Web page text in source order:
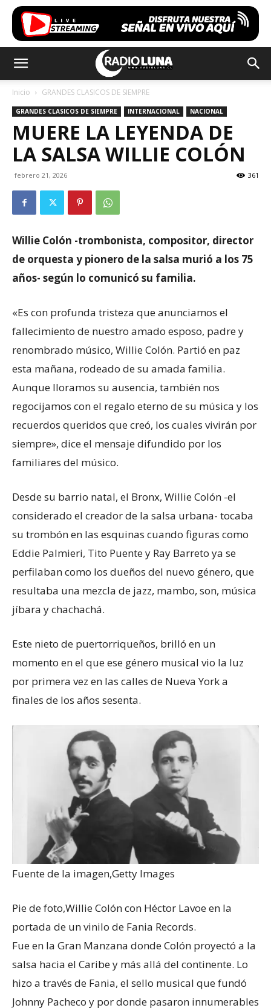
Inicio GRANDES CLASICOS DE SIEMPRE
GRANDES CLASICOS DE SIEMPRE INTERNACIONAL NACIONAL
MUERE LA LEYENDA DE
LA SALSA WILLIE COLÓN
febrero 21, 2026 361
Willie Colón -trombonista, compositor, director
de orquesta y pionero de la salsa murió a los 75
años- según lo comunicó su familia.
«Es con profunda tristeza que anunciamos el
fallecimiento de nuestro amado esposo, padre y
renombrado músico, Willie Colón. Partió en paz
esta mañana, rodeado de su amada familia.
Aunque lloramos su ausencia, también nos
regocijamos con el regalo eterno de su música y los
recuerdos queridos que creó, los cuales vivirán por
siempre», dice el mensaje difundido por los
familiares del músico.
Desde su barrio natal, el Bronx, Willie Colón -el
considerado el creador de la salsa urbana- tocaba
su trombón en las esquinas cuando figuras como
Eddie Palmieri, Tito Puente y Ray Barreto ya se
perfilaban como los dueños del nuevo género, que
resultaba una mezcla de jazz, mambo, son, música
jíbara y chachachá.
Este nieto de puertorriqueños, brilló en un
momento en el que ese género musical vio la luz
por primera vez en las calles de Nueva York a
finales de los años sesenta.
Fuente de la imagen,Getty Images
Pie de foto,Willie Colón con Héctor Lavoe en la
portada de un vinilo de Fania Records.
Fue en la Gran Manzana donde Colón proyectó a la
salsa hacia el Caribe y más allá del continente. Lo
hizo a través de Fania, el sello musical que fundó
Johnny Pacheco y por donde pasaron innumerables